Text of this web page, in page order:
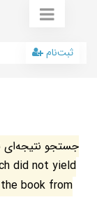
ثبت‌نام
جستجو نتیجه‌ای
book from